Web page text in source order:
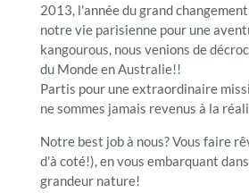
2013, l'année du grand
notre vie parisienne pour une
kangourous, nous venions de
du Monde en Australie!!
Partis pour une extraordinaire
ne sommes jamais revenus à la
Notre best job à nous? Vous faire
d'à coté!), en vous embarquant
grandeur nature!